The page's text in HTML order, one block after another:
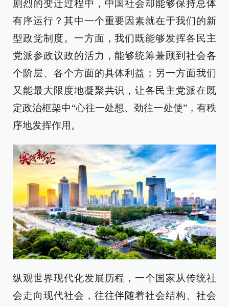
剧烈的变迁过程中，中国社会却能够保持总体
有序运行？其中一个重要因素就在于我们的新
型政党制度。一方面，我们既能够发挥各民主
党派参政议政的活力，能够统筹兼顾到社会各
个阶层、各个方面的具体利益；另一方面我们
又能最大限度地凝聚共识，让各民主党派在既
定政治框架中“心往一处想、劲往一处使”，有秩
序地发挥作用。
纵观世界现代化发展历程，一个国家从传统社
会走向现代社会，往往伴随着社会结构、社会